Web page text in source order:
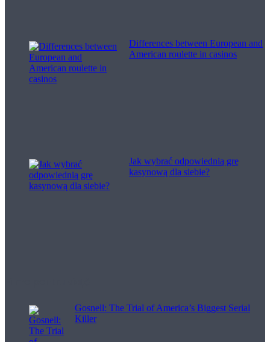
Differences between European and
American roulette in casinos
Jak wybrać odpowiednią grę
kasynową dla siebie?
Gosnell: The Trial of America’s Biggest Serial
Killer